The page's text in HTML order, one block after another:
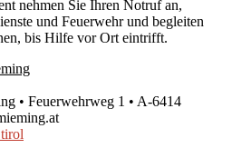
nehmen Sie Ihren Notruf an,
und Feuerwehr und begleiten
bis Hilfe vor Ort eintrifft.
• Feuerwehrweg 1 • A-6414